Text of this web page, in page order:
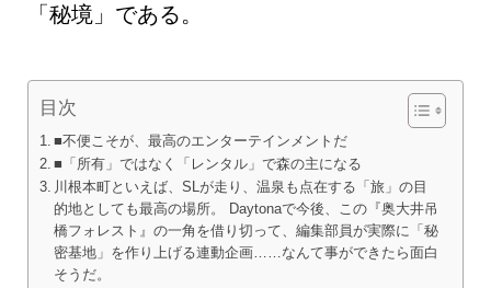
「秘境」である。
目次
■不便こそが、最高のエンターテインメントだ
■「所有」ではなく「レンタル」で森の主になる
川根本町といえば、SLが走り、温泉も点在する「旅」の目
的地としても最高の場所。 Daytonaで今後、この『奥大井吊
橋フォレスト』の一角を借り切って、編集部員が実際に「秘
密基地」を作り上げる連動企画……なんて事ができたら面白
そうだ。